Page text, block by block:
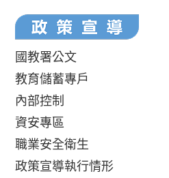
國教署公文
教育儲蓄專戶
內部控制
資安專區
職業安全衛生
政策宣導執行情形